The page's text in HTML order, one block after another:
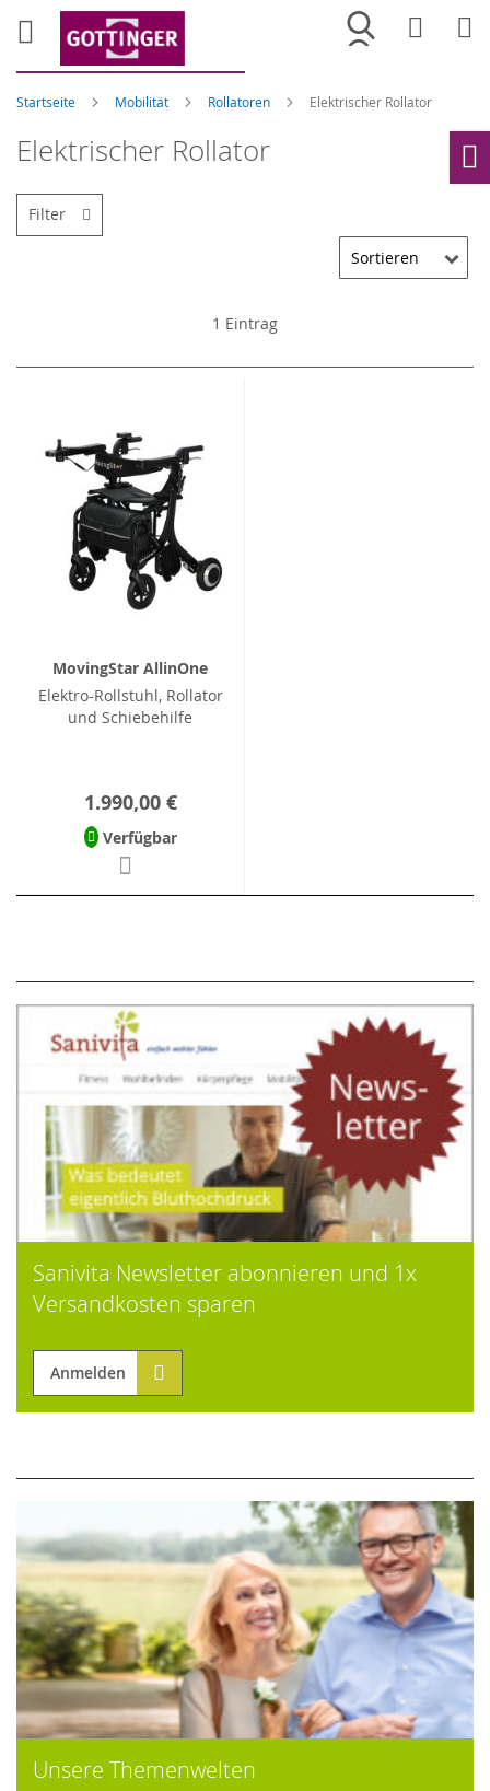
Merkliste
Startseite Mobilität Rollatoren Elektrischer Rollator
Elektrischer Rollator
1 Eintrag
MovingStar AllinOne
Elektro-Rollstuhl, Rollator
und Schiebehilfe
1.990,00 €
Verfügbar
Filter
Sanivita Newsletter abonnieren und 1x
Versandkosten sparen
Anmelden
Unsere Themenwelten